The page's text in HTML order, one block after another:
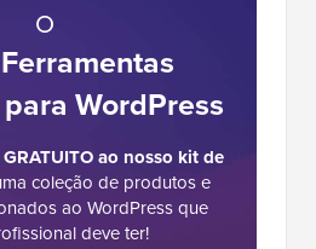
O
WordPress
ao nosso kit de
coleção de produtos e
ao WordPress que
deve ter!